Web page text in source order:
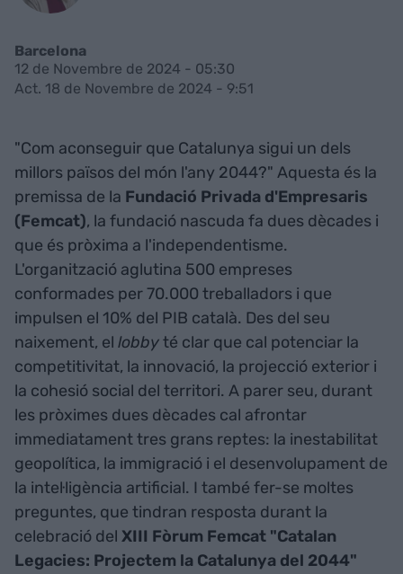
Barcelona
12 de Novembre de 2024 - 05:30
Act. 18 de Novembre de 2024 - 9:51
"Com aconseguir que Catalunya sigui un dels
millors països del món l'any 2044?" Aquesta és la
premissa de la Fundació Privada d'Empresaris
(Femcat), la fundació nascuda fa dues dècades i
que és pròxima a l'independentisme.
L'organització aglutina 500 empreses
conformades per 70.000 treballadors i que
impulsen el 10% del PIB català. Des del seu
naixement, el lobbyté clar que cal potenciar la
competitivitat, la innovació, la projecció exterior i
la cohesió social del territori. A parer seu, durant
les pròximes dues dècades cal afrontar
immediatament tres grans reptes: la inestabilitat
geopolítica, la immigració i el desenvolupament de
la intel·ligència artificial. I també fer-se moltes
preguntes, que tindran resposta durant la
celebració del XIII Fòrum Femcat "Catalan
Legacies: Projectem la Catalunya del 2044"